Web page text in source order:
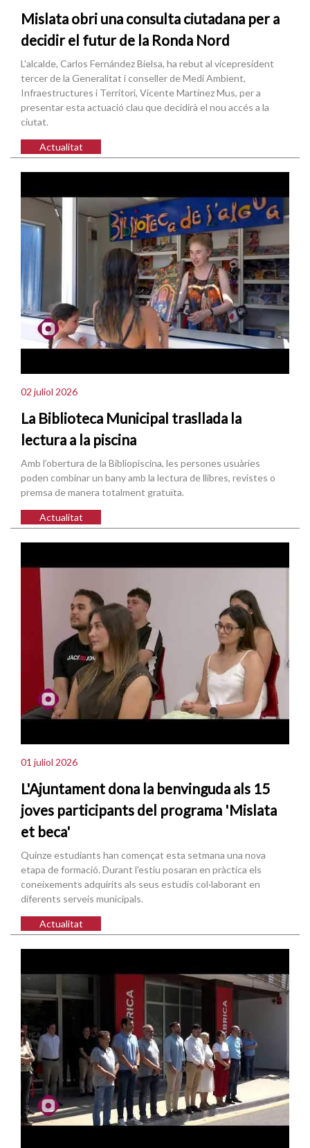
Mislata obri una consulta ciutadana per a
decidir el futur de la Ronda Nord
L'alcalde, Carlos Fernández Bielsa, ha rebut al vicepresident
tercer de la Generalitat i conseller de Medi Ambient,
Infraestructures i Territori, Vicente Martínez Mus, per a
presentar esta actuació clau que decidirà el nou accés a la
ciutat.
Actualitat
02 juliol 2026
La Biblioteca Municipal trasllada la
lectura a la piscina
Amb l’obertura de la Bibliopiscina, les persones usuàries
poden combinar un bany amb la lectura de llibres, revistes o
premsa de manera totalment gratuïta.
Actualitat
01 juliol 2026
L'Ajuntament dona la benvinguda als 15
joves participants del programa 'Mislata
et beca'
Quinze estudiants han començat esta setmana una nova
etapa de formació. Durant l'estiu posaran en pràctica els
coneixements adquirits als seus estudis col·laborant en
diferents serveis municipals.
Actualitat